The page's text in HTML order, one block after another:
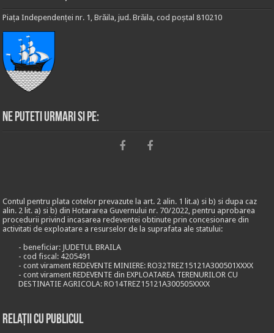
Piața Independenței nr. 1, Brăila, jud. Brăila, cod poștal 810210
Ne puteti urmari si pe:
Contul pentru plata cotelor prevazute la art. 2 alin. 1 lit.a) si b) si dupa caz
alin. 2 lit. a) si b) din Hotararea Guvernului nr. 70/2022, pentru aprobarea
procedurii privind incasarea redeventei obtinute prin concesionare din
activitati de exploatare a resurselor de la suprafata ale statului:
- beneficiar: JUDETUL BRAILA
- cod fiscal: 4205491
- cont virament REDEVENTE MINIERE: RO32TREZ15121A300501XXXX
- cont virament REDEVENTE din EXPLOATAREA TERENURILOR CU
DESTINATIE AGRICOLA: RO14TREZ15121A300505XXXX
Relații cu publicul